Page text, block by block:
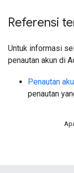
Referensi
Untuk informasi
penautan akun di
Penautan
penautan